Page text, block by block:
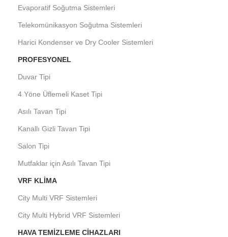
Evaporatif Soğutma Sistemleri
Telekomünikasyon Soğutma Sistemleri
Harici Kondenser ve Dry Cooler Sistemleri
PROFESYONEL
Duvar Tipi
4 Yöne Üflemeli Kaset Tipi
Asılı Tavan Tipi
Kanallı Gizli Tavan Tipi
Salon Tipi
Mutfaklar için Asılı Tavan Tipi
VRF KLIMA
City Multi VRF Sistemleri
City Multi Hybrid VRF Sistemleri
HAVA TEMIZLEME CIHAZLARI